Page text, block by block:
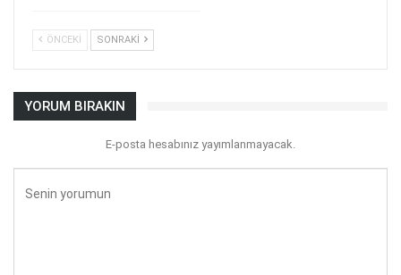
ÖNCEKI SONRAKI
YORUM BIRAKIN
E-posta hesabınız yayımlanmayacak.